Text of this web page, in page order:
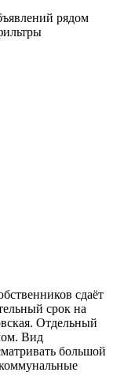
рядом
сдаёт
срок на
Отдельный
Вид
большой